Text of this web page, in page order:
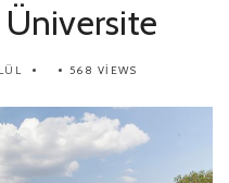
Üniversite
568 VIEWS